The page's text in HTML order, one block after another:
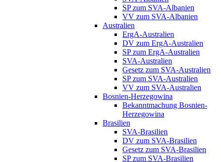
SP zum SVA-Albanien
VV zum SVA-Albanien
Australien
ErgA-Australien
DV zum ErgA-Australien
SP zum ErgA-Australien
SVA-Australien
Gesetz zum SVA-Australien
SP zum SVA-Australien
VV zum SVA-Australien
Bosnien-Herzegowina
Bekanntmachung Bosnien-
Herzegowina
Brasilien
SVA-Brasilien
DV zum SVA-Brasilien
Gesetz zum SVA-Brasilien
SP zum SVA-Brasilien